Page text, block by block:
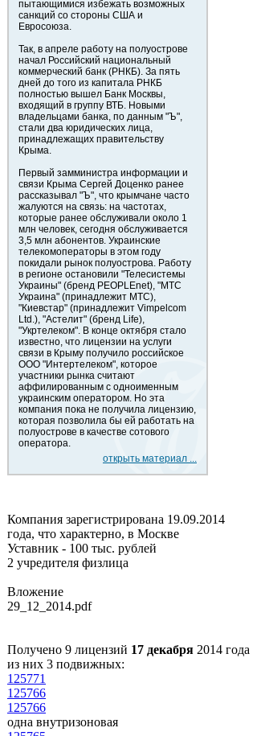
пытающимися избежать возможных
санкций со стороны США и
Евросоюза.
Так, в апреле работу на полуострове
начал Российский национальный
коммерческий банк (РНКБ). За пять
дней до того из капитала РНКБ
полностью вышел Банк Москвы,
входящий в группу ВТБ. Новыми
владельцами банка, по данным "Ъ",
стали два юридических лица,
принадлежащих правительству
Крыма.
Первый замминистра информации и
связи Крыма Сергей Доценко ранее
рассказывал "Ъ", что крымчане часто
жалуются на связь: на частотах,
которые ранее обслуживали около 1
млн человек, сегодня обслуживается
3,5 млн абонентов. Украинские
телекомоператоры в этом году
покидали рынок полуострова. Работу
в регионе остановили "Телесистемы
Украины" (бренд PEOPLEnet), "МТС
Украина" (принадлежит МТС),
"Киевстар" (принадлежит Vimpelcom
Ltd.), "Астелит" (бренд Life),
"Укртелеком". В конце октября стало
известно, что лицензии на услуги
связи в Крыму получило российское
ООО "Интертелеком", которое
участники рынка считают
аффилированным с одноименным
украинским оператором. Но эта
компания пока не получила лицензию,
которая позволила бы ей работать на
полуострове в качестве сотового
оператора.
открыть материал ...
Компания зарегистрирована 19.09.2014
года, что характерно, в Москве
Уставник - 100 тыс. рублей
2 учредителя физлица
Вложение
29_12_2014.pdf
Получено 9 лицензий 17 декабря 2014 года
из них 3 подвижных:
125771
125766
125766
одна внутризоновая